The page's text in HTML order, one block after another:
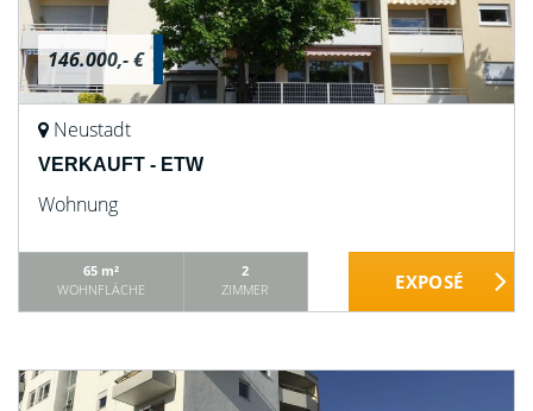
146.000,- €
Neustadt
VERKAUFT - ETW
Wohnung
65 m²
WOHNFLÄCHE
2
ZIMMER